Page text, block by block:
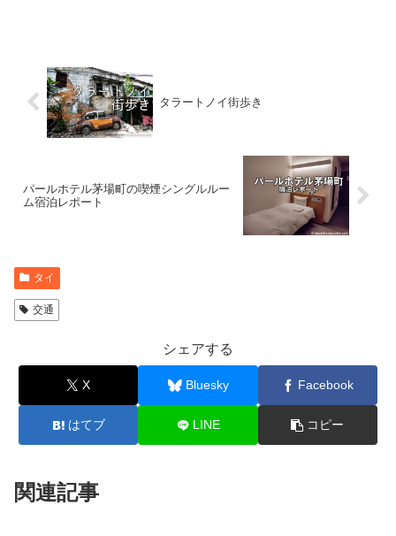
タラートノイ街歩き
パールホテル茅場町の喫煙シングルルー
ム宿泊レポート
タイ
交通
シェアする
X Bluesky Facebook
はてブ LINE コピー
関連記事